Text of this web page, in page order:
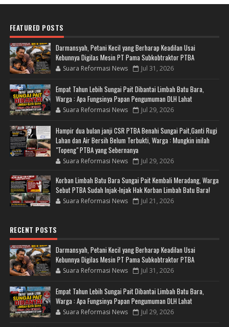
FEATURED POSTS
Darmansyah, Petani Kecil yang Berharap Keadilan Usai
Kebunnya Digilas Mesin PT Pama Subkobtraktor PTBA
Suara Reformasi News Jul 31, 2026
Empat Tahun Lebih Sungai Pait Dibantai Limbah Batu Bara,
Warga : Apa Fungsinya Papan Pengumuman DLH Lahat
Suara Reformasi News Jul 29, 2026
Hampir dua bulan janji CSR PTBA Benahi Sungai Pait,Ganti Rugi
Lahan dan Air Bersih Belum Terbukti, Warga : Mungkin inilah
"Topeng" PTBA yang Sebernanya
Suara Reformasi News Jul 29, 2026
Korban Limbah Batu Bara Sungai Pait Kembali Meradang, Warga
Sebut PTBA Sudah Injak-Injak Hak Korban Limbah Batu Bara!
Suara Reformasi News Jul 21, 2026
RECENT POSTS
Darmansyah, Petani Kecil yang Berharap Keadilan Usai
Kebunnya Digilas Mesin PT Pama Subkobtraktor PTBA
Suara Reformasi News Jul 31, 2026
Empat Tahun Lebih Sungai Pait Dibantai Limbah Batu Bara,
Warga : Apa Fungsinya Papan Pengumuman DLH Lahat
Suara Reformasi News Jul 29, 2026